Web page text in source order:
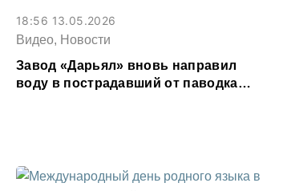
18:56 13.05.2026
Видео, Новости
Завод «Дарьял» вновь направил
воду в пострадавший от паводка